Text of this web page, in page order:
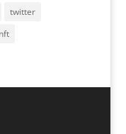
twitter